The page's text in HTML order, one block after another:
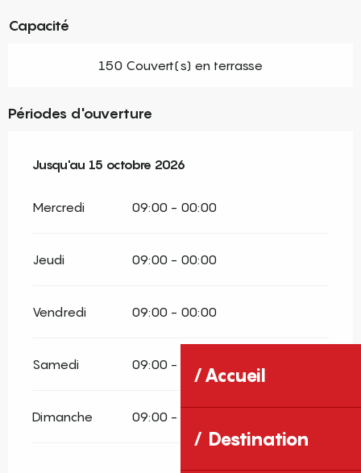
Accueil
Destination
Capacité
150 Couvert(s) en terrasse
Périodes d'ouverture
Du2 mai 2026au15 octobre 2026
Jusqu'au 15 octobre 2026
Mercredi 09:00 - 00:00
Jeudi 09:00 - 00:00
Vendredi 09:00 - 00:00
Samedi 09:00 - 00:00
Dimanche 09:00 - 00:00